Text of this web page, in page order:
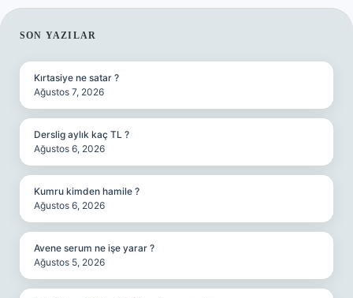
SIDEBAR
SON YAZILAR
Kırtasiye ne satar ?
Ağustos 7, 2026
Derslig aylık kaç TL ?
Ağustos 6, 2026
Kumru kimden hamile ?
Ağustos 6, 2026
Avene serum ne işe yarar ?
Ağustos 5, 2026